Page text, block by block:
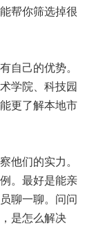
帮你筛选掉很
自己的优势。
学院、科技园
更了解本地市
他们的实力。
。最好是能亲
聊一聊。问问
是怎么解决